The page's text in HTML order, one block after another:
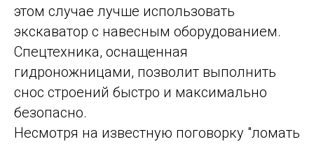
этом случае лучше использовать
экскаватор с навесным оборудованием.
Спецтехника, оснащенная
гидроножницами, позволит выполнить
снос строений быстро и максимально
безопасно.
Несмотря на известную поговорку "ломать